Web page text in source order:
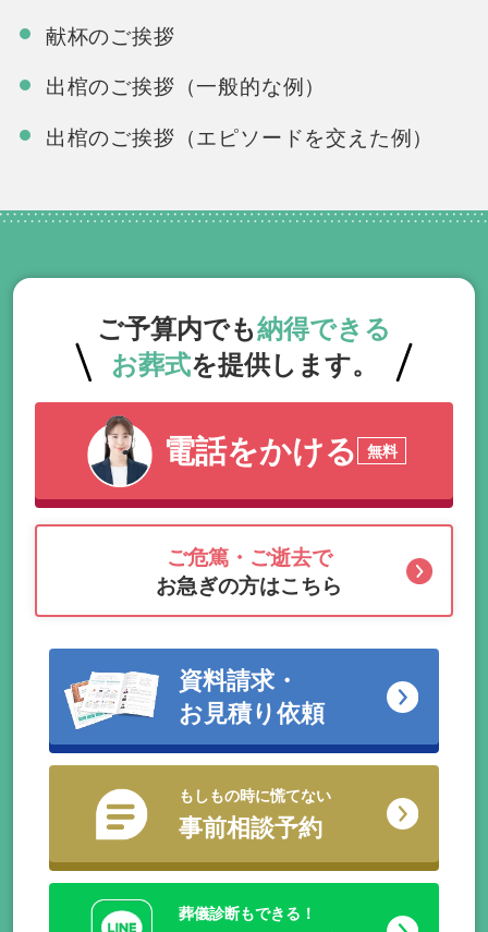
献杯のご挨拶
出棺のご挨拶（一般的な例）
出棺のご挨拶（エピソードを交えた例）
ご予算内でも納得できる
お葬式を提供します。
電話をかける 無料
ご危篤・ご逝去で
お急ぎの方はこちら
資料請求・
お見積り依頼
もしもの時に慌てない
事前相談予約
葬儀診断もできる！